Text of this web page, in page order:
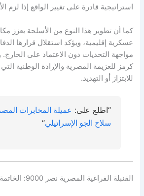
استراتيجية قادرة على تغيير الواقع إذا لزم
كما أن تطوير هذا النوع من الأسلحة يعزز
عسكرية إقليمية، ويؤكد استقلال قرارها
كرمز للعزيمة المصرية والإرادة الوطنية
للابتزاز أو التهديد.
“اطلع على: عميلة المخابرات
سلاح الجو الإسرائيلي“
القنبلة الفراغية المصرية نصر 9000: الخاتمة